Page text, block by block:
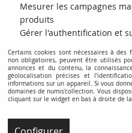
10 Francs
Billet
Réf. :
Mesurer les campagnes
produits
Gérer l'authentification et
Certains cookies sont nécessaires à des
non obligatoires, peuvent être utilisés
annonces et du contenu, la
géolocalisation précises et
informations sur un appareil. Si vous
domaines de numis'collection. Vous
cliquant sur le widget en bas à droite de